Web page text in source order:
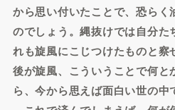
から思い付いたことで、恐らく
のでしょう。縄抜けでは自分た
れも旋風にこじつけたものと察
後が旋風、こういうことで何
ら、今から思えば面白い世の中